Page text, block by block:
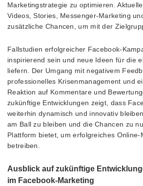
Marketingstrategie zu optimieren.
Videos, Stories, Messenger-Marketing
zusätzliche Chancen, um mit der
Fallstudien erfolgreicher Facebook-
inspirierend sein und neue Ideen für die
liefern. Der Umgang mit negativem
professionelles Krisenmanagement und
Reaktion auf Kommentare und
zukünftige Entwicklungen zeigt, dass
weiterhin dynamisch und innovativ
am Ball zu bleiben und die Chancen zu
Plattform bietet, um erfolgreiches Online-
betreiben.
Ausblick auf zukünftige
im Facebook-Marketing